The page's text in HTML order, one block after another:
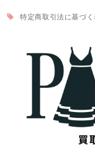
特定商取引法に基づ